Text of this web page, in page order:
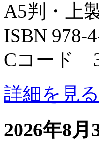
A5判・上
ISBN 978-
Cコード
詳細を見る
2026年8